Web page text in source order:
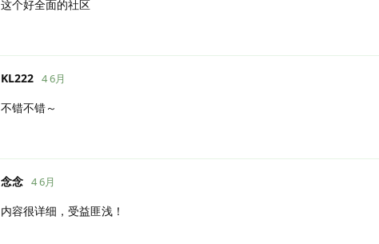
这个好全面的社区
KL222 4 6月
不错不错～
念念 4 6月
内容很详细，受益匪浅！